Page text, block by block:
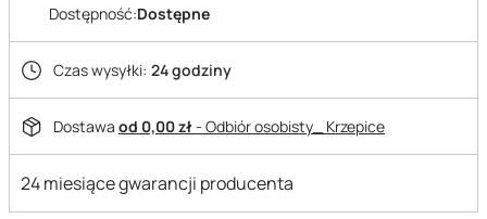
Dostępność:Dostępne
Czas wysyłki: 24 godziny
Dostawa od 0,00 zł- Odbiór osobisty_ Krzepice
24 miesiące gwarancji producenta